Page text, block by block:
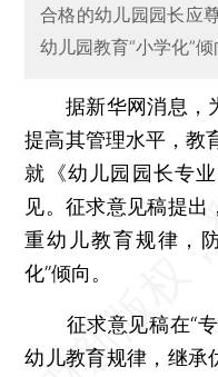
合格的幼儿园园长应
幼儿园教育“小学化”倾
据新华网消息，为
提高其管理水平，教
就《幼儿园园长专
见。征求意见稿提
重幼儿教育规律，
化”倾向。
征求意见稿在“专
幼儿教育规律，继承